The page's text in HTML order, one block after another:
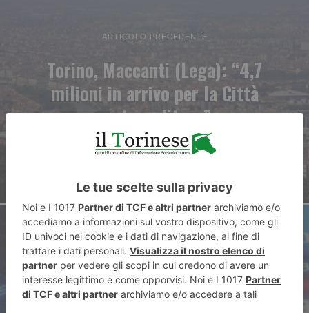
ARTICOLO PRECEDENTE
Torino, Maccanti (Lega): “4,7
milioni in arrivo per la Città
metropolitana”